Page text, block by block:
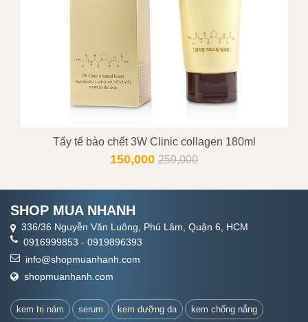
Tẩy tế bào chết 3W Clinic collagen 180ml
150,000 259,000
SHOP MUA NHANH
336/36 Nguyễn Văn Luông, Phú Lâm, Quận 6, HCM
0916999853 - 0919896393
info@shopmuanhanh.com
shopmuanhanh.com
kem trị nám serum kem dưỡng da kem chống nắng